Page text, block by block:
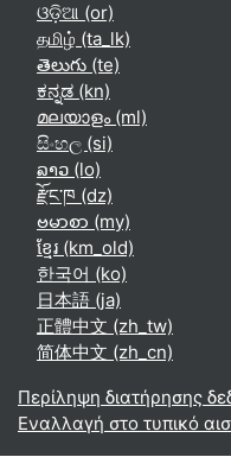
ଓଡ଼ିଆ ‎(or)‎
தமிழ் ‎(ta_lk)‎
తెలుగు ‎(te)‎
ಕನ್ನಡ ‎(kn)‎
മലയാളം ‎(ml)‎
සිංහල ‎(si)‎
ລາວ ‎(lo)‎
རྫོང་ཁ ‎(dz)‎
ဗမာစာ ‎(my)‎
ខ្មែរ ‎(km_old)‎
한국어 ‎(ko)‎
日本語 ‎(ja)‎
正體中文 ‎(zh_tw)‎
简体中文 ‎(zh_cn)‎
Περίληψη διατήρησης
Εναλλαγή στο τυπικό